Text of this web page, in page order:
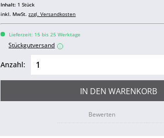
Inhalt: 1 Stück
inkl. MwSt.zzgl. Versandkosten
Lieferzeit: 15 bis 25 Werktage
Stückgutversand i
Anzahl:
IN DEN WARENKORB
Bewerten